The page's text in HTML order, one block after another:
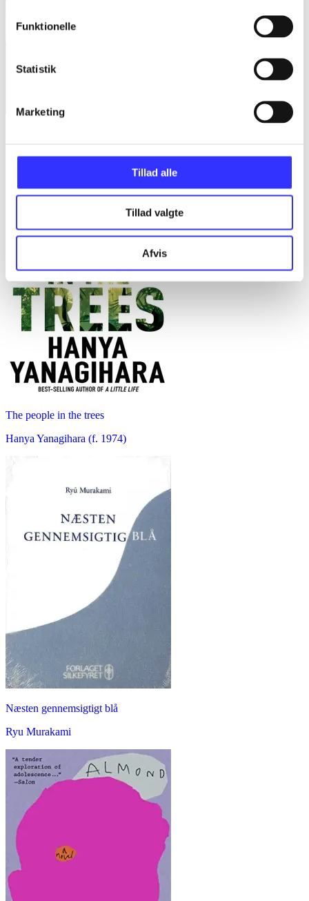
Funktionelle
Statistik
Marketing
Tillad alle
Tillad valgte
Afvis
Sandra Hedegaard Rasmussen
The people in the trees
Hanya Yanagihara (f. 1974)
Næsten gennemsigtigt blå
Ryu Murakami